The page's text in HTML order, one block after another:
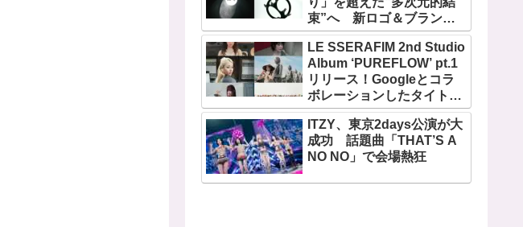
束”へ 新ロゴ＆ブランド
フィルム公開
LE SSERAFIM 2nd Studio
Album ‘PUREFLOW’ pt.1
リリース！Googleとコラ
ボレーションしたタイトル
曲「BOOMPALA」MVも公
開
ITZY、東京2days公演が大
成功 話題曲「THAT’S A
NO NO」で会場熱狂